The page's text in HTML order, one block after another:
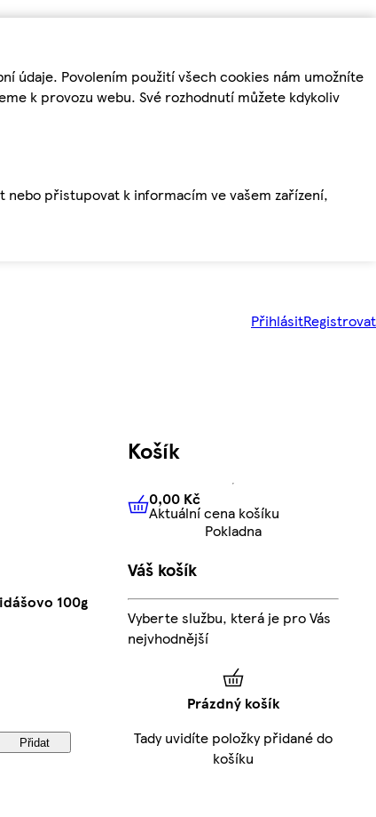
údaje. Povolením použití všech cookies nám umožníte
k provozu webu. Své rozhodnutí můžete kdykoliv
přistupovat k informacím ve vašem zařízení,
PřihlásitRegistrovat
100g
Přidat
Košík
0,00 KčAktuální cena košíku
0,00 Kč
Aktuální cena košíku
Pokladna
Váš košík
Vyberte službu, která je pro Vás
nejvhodnější
Prázdný košík
Tady uvidíte položky přidané do
košíku